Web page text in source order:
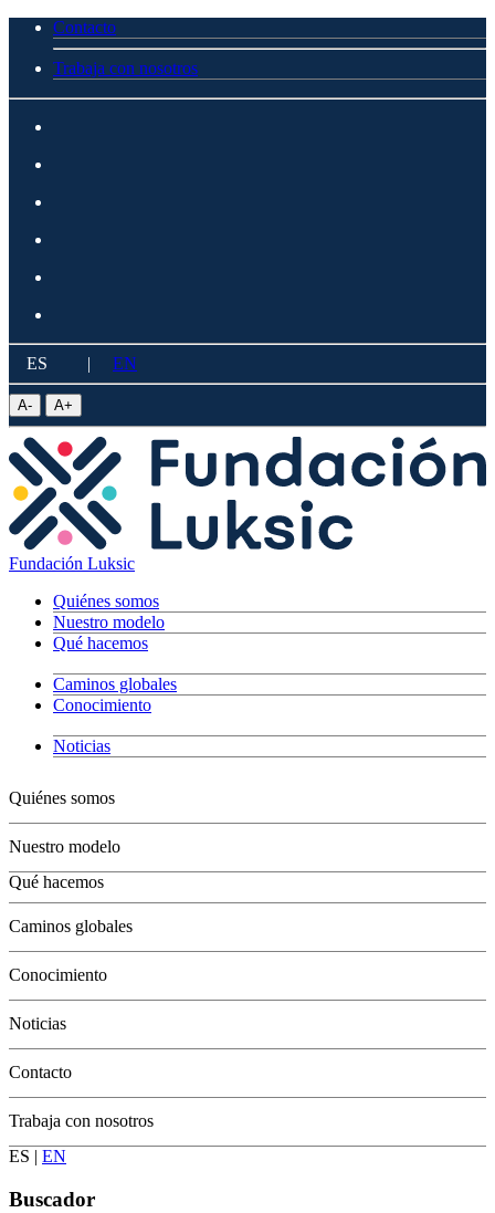
Contacto
Trabaja con nosotros
ES | EN
A- A+
Fundación Luksic
Quiénes somos
Nuestro modelo
Qué hacemos
Caminos globales
Conocimiento
Noticias
Quiénes somos
Nuestro modelo
Qué hacemos
Jóvenes
Adultos
Grandes
Conservación
Caminos globales
Conocimiento
Noticias
Contacto
Trabaja con nosotros
ES | EN
Buscador